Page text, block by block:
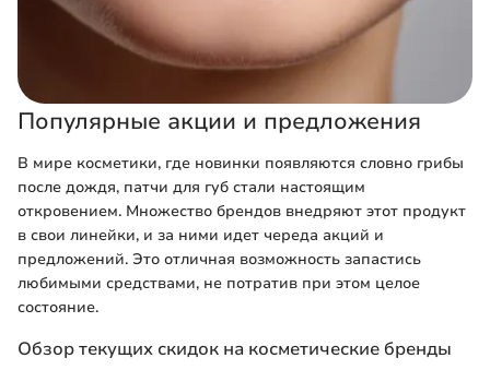
Популярные акции и предложения
В мире косметики, где новинки появляются словно грибы
после дождя, патчи для губ стали настоящим
откровением. Множество брендов внедряют этот продукт
в свои линейки, и за ними идет череда акций и
предложений. Это отличная возможность запастись
любимыми средствами, не потратив при этом целое
состояние.
Обзор текущих скидок на косметические бренды